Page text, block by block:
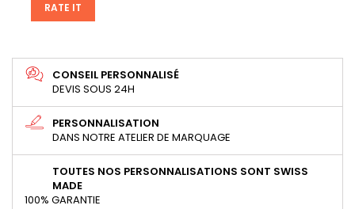
RATE IT
CONSEIL PERSONNALISÉ
DEVIS SOUS 24H
PERSONNALISATION
DANS NOTRE ATELIER DE MARQUAGE
TOUTES NOS PERSONNALISATIONS SONT SWISS
MADE
100% GARANTIE